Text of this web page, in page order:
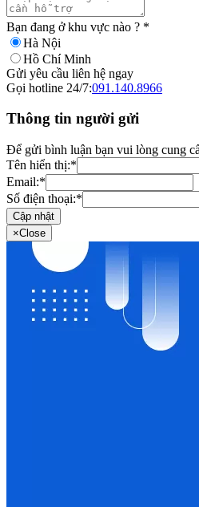
Bạn đang ở khu vực nào ? *
Hà Nội
Hồ Chí Minh
Gửi yêu cầu liên hệ ngay
Gọi hotline 24/7:091.140.8966
Thông tin người gửi
Để gửi bình luận bạn vui lòng cung
Tên hiển thị:*
Email:*
Số điện thoại:*
Cập nhật
×Close